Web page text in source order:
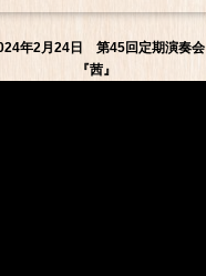
年2月24日 第45回定期演奏会
『茜』